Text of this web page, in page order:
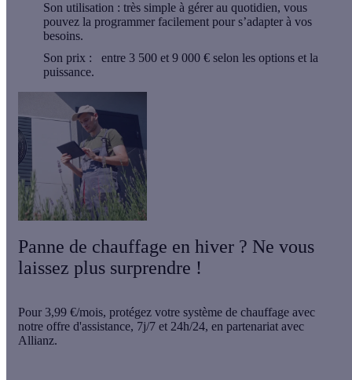
Son utilisation : très simple à gérer au quotidien, vous
pouvez la programmer facilement pour s’adapter à vos
besoins.
Son prix :
entre 3 500 et 9 000 € selon les options et la
puissance.
Panne de chauffage en hiver ? Ne vous
laissez plus surprendre !
Pour 3,99 €/mois, protégez votre système de chauffage avec
notre offre d'assistance, 7j/7 et 24h/24, en partenariat avec
Allianz.